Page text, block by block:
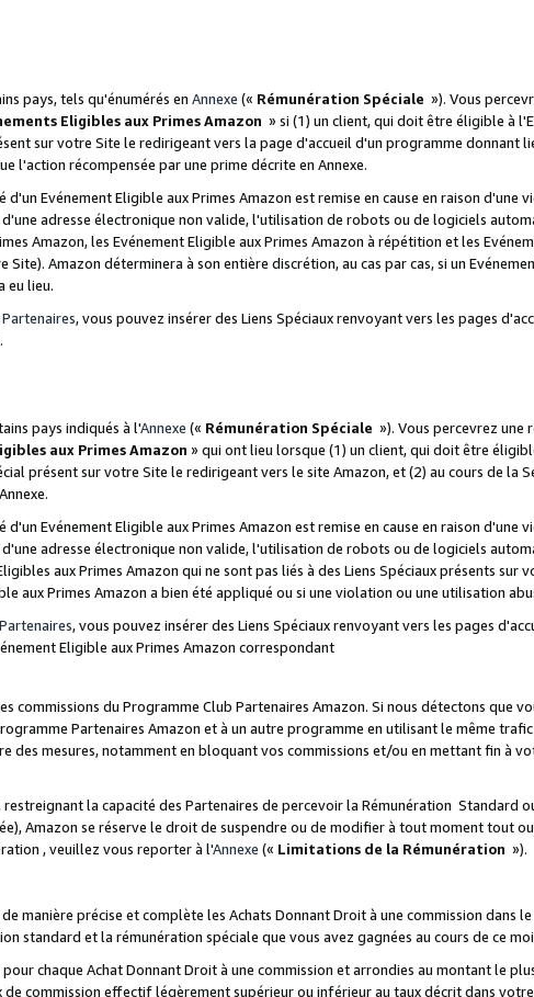
pays, tels qu'énumérés en Annexe (« Rémunération Spéciale »). Vous
Eligibles aux Primes Amazon » si (1) un client, qui doit être éligible à
sur votre Site le redirigeant vers la page d'accueil d'un programme donnant
l'action récompensée par une prime décrite en Annexe.
Evénement Eligible aux Primes Amazon est remise en cause en raison d'une
adresse électronique non valide, l'utilisation de robots ou de logiciels
Amazon, les Evénement Eligible aux Primes Amazon à répétition et les
Amazon déterminera à son entière discrétion, au cas par cas, si un
eu lieu.
, vous pouvez insérer des Liens Spéciaux renvoyant vers les pages
pays indiqués à l'Annexe (« Rémunération Spéciale »). Vous percevrez une
aux Primes Amazon » qui ont lieu lorsque (1) un client, qui doit être
présent sur votre Site le redirigeant vers le site Amazon, et (2) au cours de la
Evénement Eligible aux Primes Amazon est remise en cause en raison d'une
adresse électronique non valide, l'utilisation de robots ou de logiciels
aux Primes Amazon qui ne sont pas liés à des Liens Spéciaux présents sur
aux Primes Amazon a bien été appliqué ou si une violation ou une utilisation
, vous pouvez insérer des Liens Spéciaux renvoyant vers les pages
Eligible aux Primes Amazon correspondant
commissions du Programme Club Partenaires Amazon. Si nous détectons que
Partenaires Amazon et à un autre programme en utilisant le même
des mesures, notamment en bloquant vos commissions et/ou en mettant fin à
la capacité des Partenaires de percevoir la Rémunération Standard
Amazon se réserve le droit de suspendre ou de modifier à tout moment tout
, veuillez vous reporter à l'Annexe (« Limitations de la Rémunération »).
manière précise et complète les Achats Donnant Droit à une commission dans
standard et la rémunération spéciale que vous avez gagnées au cours de ce
chaque Achat Donnant Droit à une commission et arrondies au montant le
commission effectif légèrement supérieur ou inférieur au taux décrit dans